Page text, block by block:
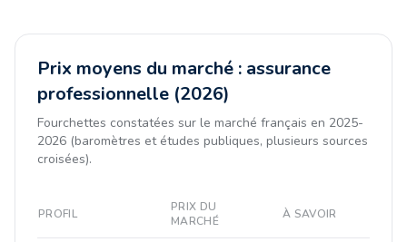
Prix moyens du marché : assurance
professionnelle (2026)
Fourchettes constatées sur le marché français en 2025-
2026 (baromètres et études publiques, plusieurs sources
croisées).
PROFIL
PRIX DU
MARCHÉ
À SAVOIR